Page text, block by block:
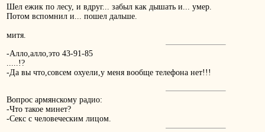
Шел ежик по лесу, и вдруг... забыл как дышать и... умер.
Потом вспомнил и... пошел дальше.
митя.
-Алло,алло,это 43-91-85
.....!?
-Да вы что,совсем oхуели,у меня вообще телефона нет!!!
Вопрос армянскому радио:
-Что такое минет?
-Секс с человеческим лицом.